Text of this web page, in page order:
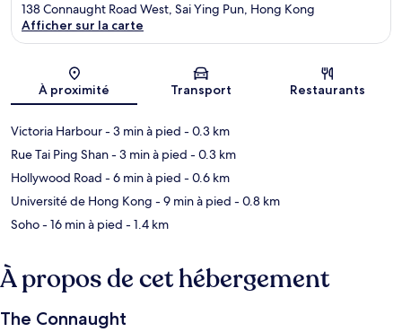
Carte
138 Connaught Road West, Sai Ying Pun, Hong Kong
Afficher sur la carte
À proximité Transport Restaurants
Victoria Harbour- 3 min à pied - 0.3 km
Rue Tai Ping Shan- 3 min à pied - 0.3 km
Hollywood Road - 6 min à pied - 0.6 km
Université de Hong Kong - 9 min à pied - 0.8 km
Soho- 16 min à pied - 1.4 km
À propos de cet hébergement
The Connaught